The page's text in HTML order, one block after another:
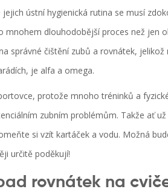
ústní hygienická rutina se musí
mnohem dlouhodobější proces než jen
správné čištění zubů a rovnátek,
je alfa a omega.
protože mnoho tréninků a
zubním problémům. Takže ať
si vzít kartáček a vodu. Možná
určitě poděkují!
rovnátek na